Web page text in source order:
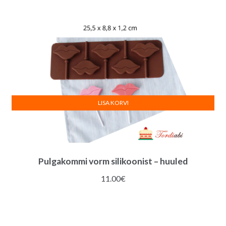
Pulgakommi vorm silikoonist – huuled
11.00€
LISA KORVI